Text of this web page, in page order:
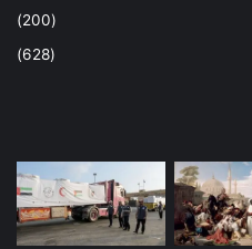
(200)
(628)